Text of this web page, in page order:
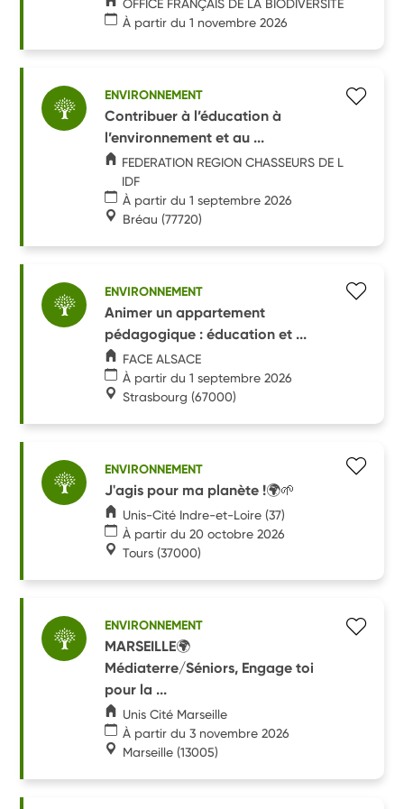
OFFICE FRANÇAIS DE LA BIODIVERSITÉ
À partir du 1 novembre 2026
ENVIRONNEMENT
Contribuer à l’éducation à
l’environnement et au ...
FEDERATION REGION CHASSEURS DE L
IDF
À partir du 1 septembre 2026
Bréau (77720)
ENVIRONNEMENT
Animer un appartement
pédagogique : éducation et ...
FACE ALSACE
À partir du 1 septembre 2026
Strasbourg (67000)
ENVIRONNEMENT
J'agis pour ma planète !🌍🌱
Unis-Cité Indre-et-Loire (37)
À partir du 20 octobre 2026
Tours (37000)
ENVIRONNEMENT
MARSEILLE🌍
Médiaterre/Séniors, Engage toi
pour la ...
Unis Cité Marseille
À partir du 3 novembre 2026
Marseille (13005)